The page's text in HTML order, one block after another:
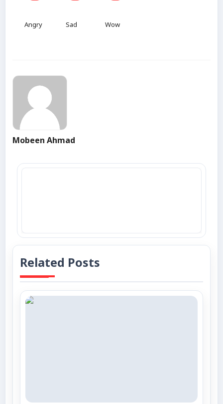
Angry Sad Wow
Mobeen Ahmad
Related Posts